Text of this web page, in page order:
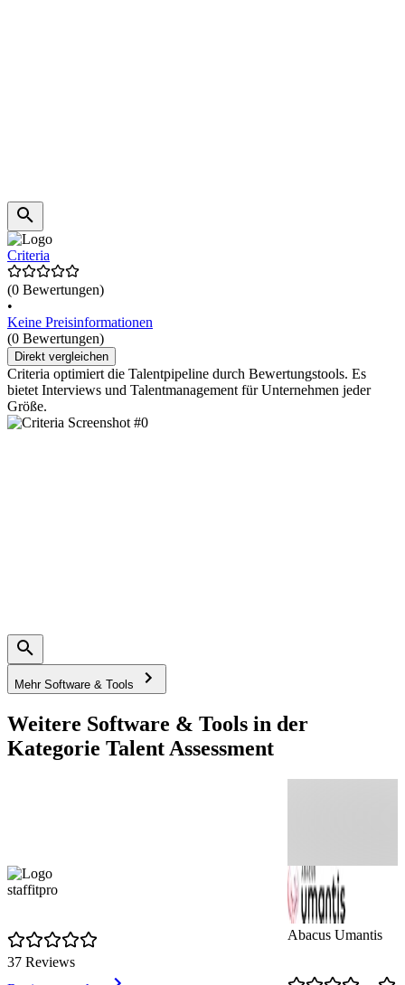
Criteria
(0 Bewertungen)
•
Keine Preisinformationen
(0 Bewertungen)
Direkt vergleichen
Criteria optimiert die Talentpipeline durch Bewertungstools. Es
bietet Interviews und Talentmanagement für Unternehmen jeder
Größe.
Mehr Software & Tools
Weitere Software & Tools in der
Kategorie Talent Assessment
staffitpro
37 Reviews
Abacus Umantis